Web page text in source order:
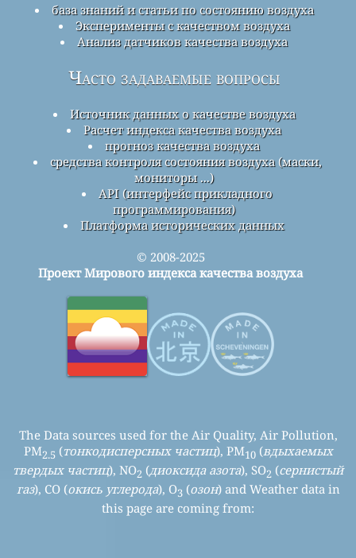
база знаний и статьи по состоянию воздуха
Эксперименты с качеством воздуха
Анализ датчиков качества воздуха
Часто задаваемые вопросы
Источник данных о качестве воздуха
Расчет индекса качества воздуха
прогноз качества воздуха
средства контроля состояния воздуха (маски,
мониторы ...)
API (интерфейс прикладного
программирования)
Платформа исторических данных
© 2008-2025
Проект Мирового индекса качества воздуха
The Data sources used for the Air Quality, Air Pollution,
PM2.5 (тонкодисперсных частиц), PM10(вдыхаемых
твердых частиц), NO2 (диоксида азота), SO2 (сернистый
газ), CO (окись углерода), O3 (озон) and Weather data in
this page are coming from: